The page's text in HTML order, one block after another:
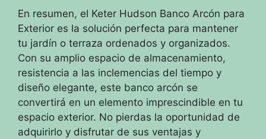
En resumen, el Keter Hudson Banco Arcón para
Exterior es la solución perfecta para mantener
tu jardín o terraza ordenados y organizados.
Con su amplio espacio de almacenamiento,
resistencia a las inclemencias del tiempo y
diseño elegante, este banco arcón se
convertirá en un elemento imprescindible en tu
espacio exterior. No pierdas la oportunidad de
adquirirlo y disfrutar de sus ventajas y